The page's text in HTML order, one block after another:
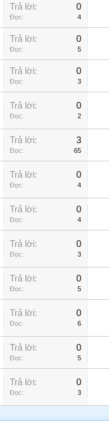
Trả lời: 0
Đọc: 4
Trả lời: 0
Đọc: 5
Trả lời: 0
Đọc: 3
Trả lời: 0
Đọc: 2
Trả lời: 3
Đọc: 65
Trả lời: 0
Đọc: 4
Trả lời: 0
Đọc: 4
Trả lời: 0
Đọc: 3
Trả lời: 0
Đọc: 5
Trả lời: 0
Đọc: 6
Trả lời: 0
Đọc: 5
Trả lời: 0
Đọc: 3